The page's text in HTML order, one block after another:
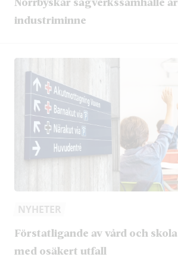
industriminne
NYHETER
Förstatligande av vård och
med osäkert utfall